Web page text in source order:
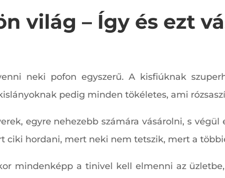
világ – Így és ezt
neki pofon egyszerű. A kisfiúknak
pedig minden tökéletes, ami
egyre nehezebb számára vásárolni, s
ciki hordani, mert neki nem tetszik, mert a
mindenképp a tinivel kell elmenni az